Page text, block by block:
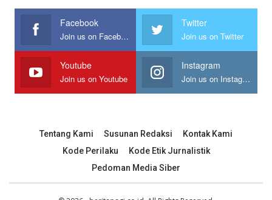
Facebook
Join us on Facebook
Twitter
Join us on Twitter
Youtube
Join us on Youtube
Instagram
Join us on Instagram
Tentang Kami Susunan Redaksi
Kontak Kami
Kode Perilaku
Kode Etik Jurnalistik
Pedoman Media Siber